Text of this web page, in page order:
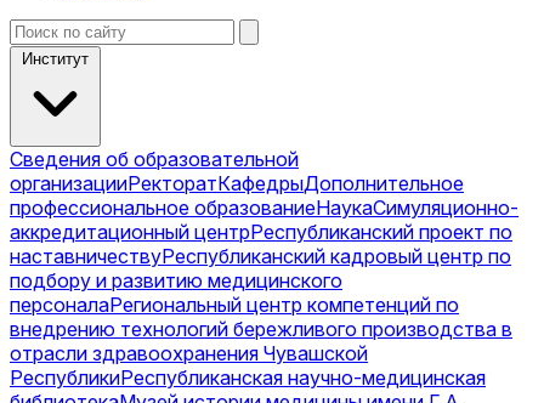
Институт
Сведения об образовательной
организацииРекторатКафедрыДополнительное
профессиональное образованиеНаукаСимуляционно-
аккредитационный центрРеспубликанский проект по
наставничествуРеспубликанский кадровый центр по
подбору и развитию медицинского
персоналаРегиональный центр компетенций по
внедрению технологий бережливого производства в
отрасли здравоохранения Чувашской
РеспубликиРеспубликанская научно-медицинская